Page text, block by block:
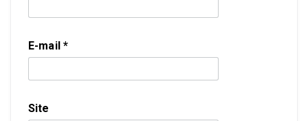
E-mail*
Site